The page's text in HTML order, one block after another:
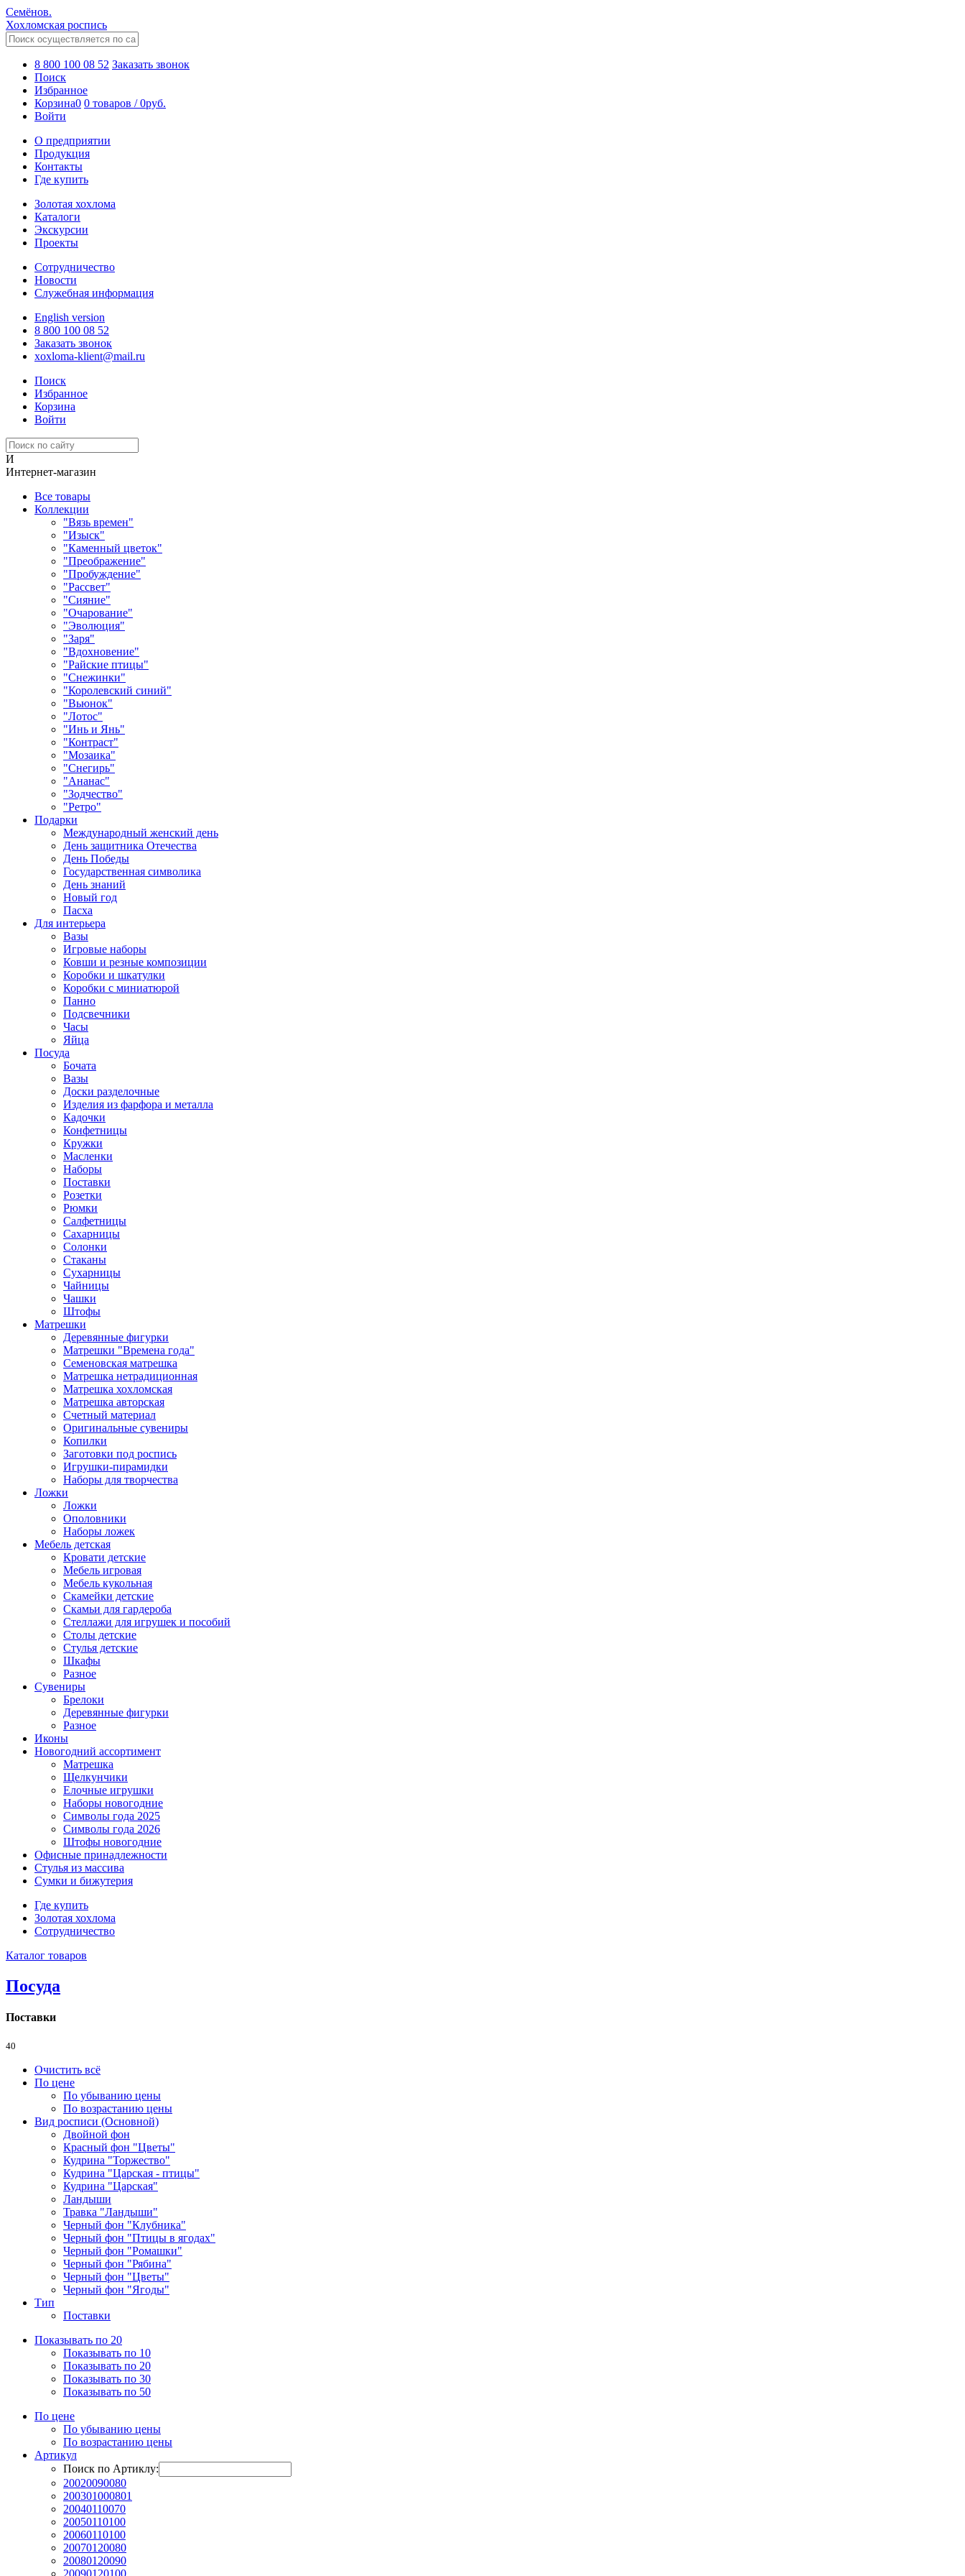
Семёнов.
Хохломская роспись
8 800 100 08 52 Заказать звонок
Поиск
Избранное
Корзина0 0 товаров /0руб.
Войти
О предприятии
Продукция
Контакты
Где купить
Золотая хохлома
Каталоги
Экскурсии
Проекты
Сотрудничество
Новости
Служебная информация
English version
8 800 100 08 52
Заказать звонок
xoxloma-klient@mail.ru
Поиск
Избранное
Корзина
Войти
И
Интернет-магазин
Все товары
Коллекции
"Вязь времен"
"Изыск"
"Каменный цветок"
"Преображение"
"Пробуждение"
"Рассвет"
"Сияние"
"Очарование"
"Эволюция"
"Заря"
"Вдохновение"
"Райские птицы"
"Снежинки"
"Королевский синий"
"Вьюнок"
"Лотос"
"Инь и Янь"
"Контраст"
"Мозаика"
"Снегирь"
"Ананас"
"Зодчество"
"Ретро"
Подарки
Международный женский день
День защитника Отечества
День Победы
Государственная символика
День знаний
Новый год
Пасха
Для интерьера
Вазы
Игровые наборы
Ковши и резные композиции
Коробки и шкатулки
Коробки с миниатюрой
Панно
Подсвечники
Часы
Яйца
Посуда
Бочата
Вазы
Доски разделочные
Изделия из фарфора и металла
Кадочки
Конфетницы
Кружки
Масленки
Наборы
Поставки
Розетки
Рюмки
Салфетницы
Сахарницы
Солонки
Стаканы
Сухарницы
Чайницы
Чашки
Штофы
Матрешки
Деревянные фигурки
Матрешки "Времена года"
Семеновская матрешка
Матрешка нетрадиционная
Матрешка хохломская
Матрешка авторская
Счетный материал
Оригинальные сувениры
Копилки
Заготовки под роспись
Игрушки-пирамидки
Наборы для творчества
Ложки
Ложки
Ополовники
Наборы ложек
Мебель детская
Кровати детские
Мебель игровая
Мебель кукольная
Скамейки детские
Скамьи для гардероба
Стеллажи для игрушек и пособий
Столы детские
Стулья детские
Шкафы
Разное
Сувениры
Брелоки
Деревянные фигурки
Разное
Иконы
Новогодний ассортимент
Матрешка
Щелкунчики
Елочные игрушки
Наборы новогодние
Символы года 2025
Символы года 2026
Штофы новогодние
Офисные принадлежности
Стулья из массива
Сумки и бижутерия
Где купить
Золотая хохлома
Сотрудничество
Каталог товаров
Посуда
Поставки
40
Очистить всё
По цене
По убыванию цены
По возрастанию цены
Вид росписи (Основной)
Двойной фон
Красный фон "Цветы"
Кудрина "Торжество"
Кудрина "Царская - птицы"
Кудрина "Царская"
Ландыши
Травка "Ландыши"
Черный фон "Клубника"
Черный фон "Птицы в ягодах"
Черный фон "Ромашки"
Черный фон "Рябина"
Черный фон "Цветы"
Черный фон "Ягоды"
Тип
Поставки
Показывать по 20
Показывать по 10
Показывать по 20
Показывать по 30
Показывать по 50
По цене
По убыванию цены
По возрастанию цены
Артикул
Поиск по Артиклу:
20020090080
200301000801
20040110070
20050110100
20060110100
20070120080
20080120090